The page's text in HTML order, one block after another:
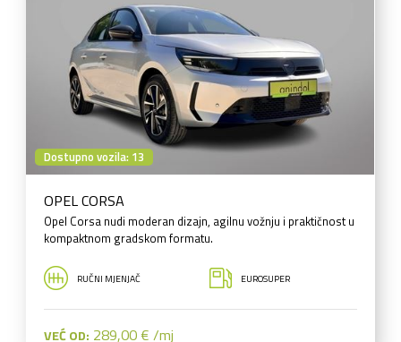
Dostupno vozila: 13
OPEL CORSA
Opel Corsa nudi moderan dizajn, agilnu vožnju i praktičnost u
kompaktnom gradskom formatu.
RUČNI MJENJAČ EUROSUPER
VEĆ OD: 289,00 € /mj